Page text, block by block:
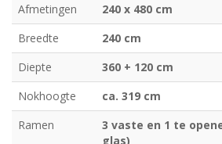
Afmetingen
240 x 480 cm
Breedte
240 cm
Diepte
360 + 120 cm
Nokhoogte
ca. 319 cm
Ramen
3 vaste en 1 te
glas)